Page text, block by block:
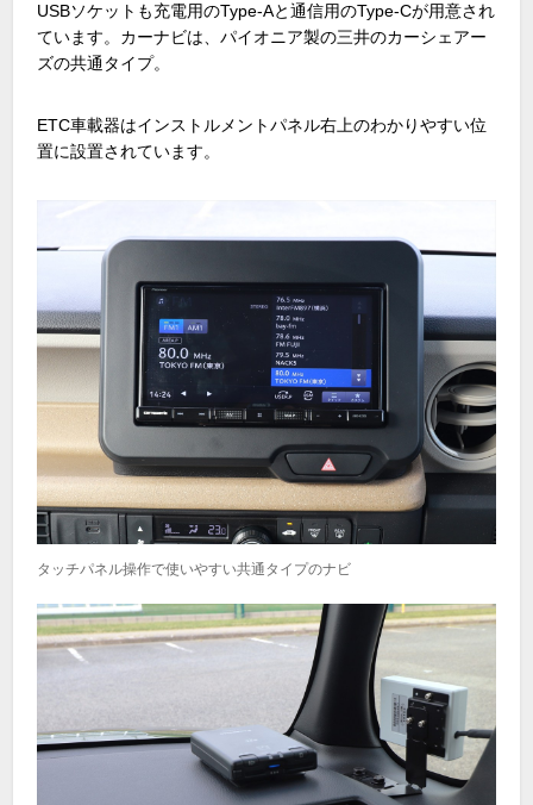
USBソケットも充電用のType-Aと通信用のType-Cが用意され
ています。カーナビは、パイオニア製の三井のカーシェアー
ズの共通タイプ。
ETC車載器はインストルメントパネル右上のわかりやすい位
置に設置されています。
タッチパネル操作で使いやすい共通タイプのナビ